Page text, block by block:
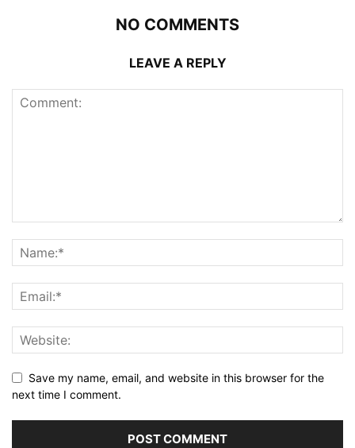
NO COMMENTS
LEAVE A REPLY
Save my name, email, and website in this browser for the
next time I comment.